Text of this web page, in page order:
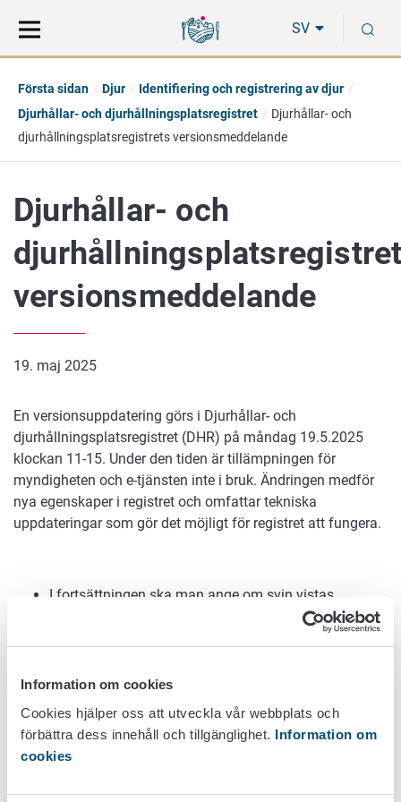
Information om cookies
Cookies hjälper oss att utveckla vår webbplats och
förbättra dess innehåll och tillgänglighet. Information om
cookies
direkt
till
på
hela
SV
Första sidan Djur
Identifiering och registrering av djur
Djurhållar- och djurhållningsplatsregistret
Djurhållar- och
djurhållningsplatsregistrets versionsmeddelande
Djurhållar- och
versionsmeddelande
19. maj 2025
En versionsuppdatering görs i Djurhållar- och
djurhållningsplatsregistret (DHR) på måndag 19.5.2025
klockan 11-15. Under den tiden är tillämpningen för
myndigheten och e-tjänsten inte i bruk. Ändringen medför
nya egenskaper i registret och omfattar tekniska
uppdateringar som gör det möjligt för registret att fungera.
I fortsättningen ska man ange om svin vistas
utomhus eller inte för djurhållningsplatsen för svin.
ännu har angetts. Uppgiften kan också läggas till på
redan registrerade djurhållningsplatser. Du kan spara
informationen i registret själv eller via
landsbygdsnäringsmyndigheten. Uppgifterna samlas
in med stöd av jord- och skogsbruksministeriets